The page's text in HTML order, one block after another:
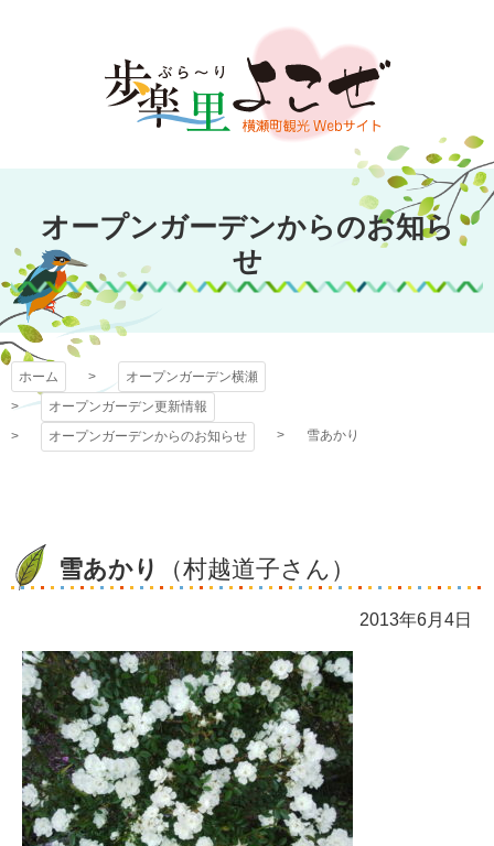
文
キ
プ
オープンガーデン
横瀬
オープンガーデンからのお知ら
せ
ホーム
オープンガーデン横瀬
オープンガーデン更新情報
オープンガーデンからのお知らせ
雪あかり
雪あかり （村越道子さん）
2013年6月4日